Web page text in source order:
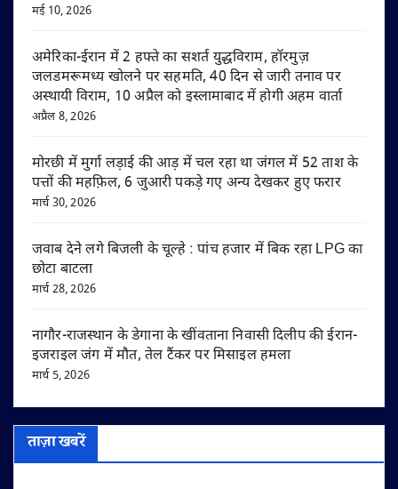
मई 10, 2026
अमेरिका-ईरान में 2 हफ्ते का सशर्त युद्धविराम, हॉरमुज़
जलडमरूमध्य खोलने पर सहमति, 40 दिन से जारी तनाव पर
अस्थायी विराम, 10 अप्रैल को इस्लामाबाद में होगी अहम वार्ता
अप्रैल 8, 2026
मोरछी में मुर्गा लड़ाई की आड़ में चल रहा था जंगल में 52 ताश के
पत्तों की महफ़िल, 6 जुआरी पकड़े गए अन्य देखकर हुए फरार
मार्च 30, 2026
जवाब देने लगे बिजली के चूल्हे : पांच हजार में बिक रहा LPG का
छोटा बाटला
मार्च 28, 2026
नागौर-राजस्थान के डेगाना के खींवताना निवासी दिलीप की ईरान-
इजराइल जंग में मौत, तेल टैंकर पर मिसाइल हमला
मार्च 5, 2026
ताज़ा खबरें